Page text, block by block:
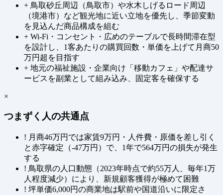
+ 鳥取砂丘周辺（鳥取市）や水木しげるロード周辺
（境港市）など観光地に近い立地を優先し、季節変動
を見込んだ商品構成を組む
+ Wi-Fi・コンセント・広めのテーブルで長時間滞在型
を設計し、1客あたりの購買回数・単価を上げて月商50
万円超を目指す
+ 地元の福祉施設・企業向け「移動カフェ」や配達サ
ービスを副業として組み込み、固定客を確保する
×
つまずく人の共通点
! 月商46万円では家賃9万円・人件費・原価を差し引く
と赤字確定（-47万円）で、1年で564万円の損失が発生
する
! 鳥取県の人口動態（2023年時点で約55万人、毎年1万
人程度減少）により、新規顧客獲得が極めて困難
! 坪単価6,000円の商業地は駅前や国道沿いに限定さ